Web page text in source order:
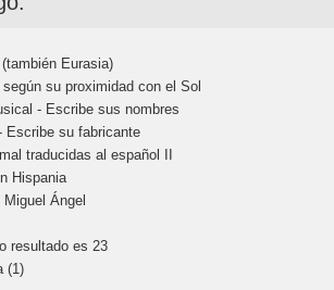
Eurasia)
su proximidad con el Sol
- Escribe sus nombres
Escribe su fabricante
traducidas al español II
Hispania
Ángel
resultado es 23
(1)